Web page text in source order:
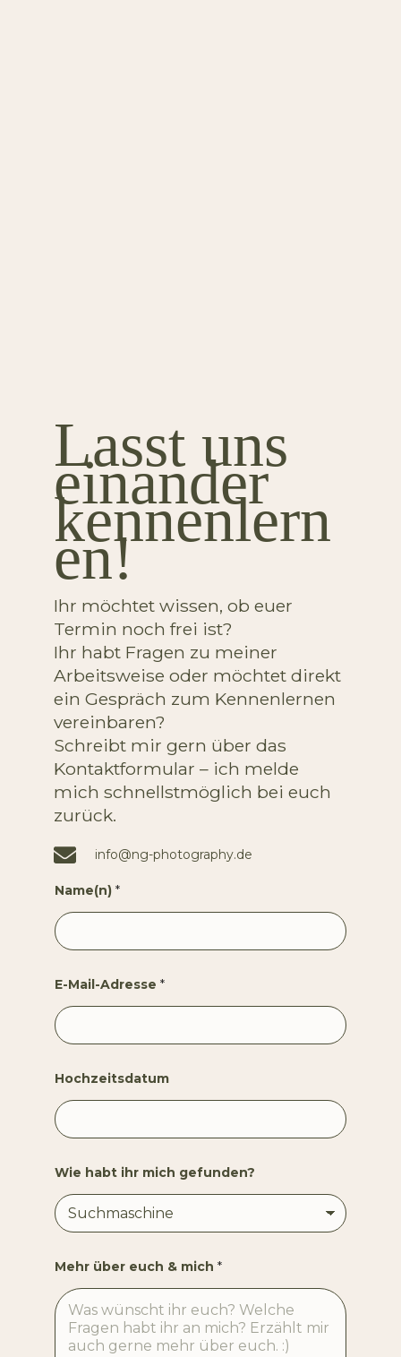
Lasst uns
einander
kennenlern
en!
Ihr möchtet wissen, ob euer
Termin noch frei ist?
Ihr habt Fragen zu meiner
Arbeitsweise oder möchtet direkt
ein Gespräch zum Kennenlernen
vereinbaren?
Schreibt mir gern über das
Kontaktformular – ich melde
mich schnellstmöglich bei euch
zurück.
info@ng-photography.de
Name(n) *
E-Mail-Adresse *
Hochzeitsdatum
Wie habt ihr mich gefunden?
i
h
i
Mehr über euch & mich *